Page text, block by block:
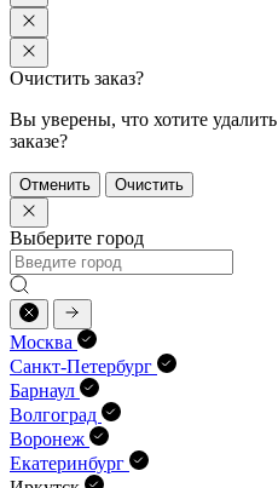
Очистить заказ?
Вы уверены, что хотите
заказе?
Отменить Очистить
Выберите город
Москва
Санкт-Петербург
Барнаул
Волгоград
Воронеж
Екатеринбург